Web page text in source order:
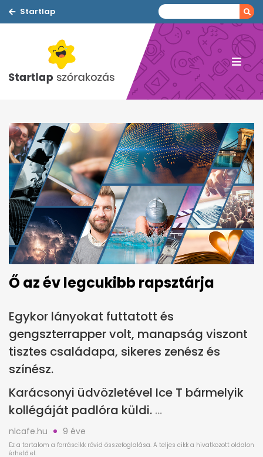
Startlap
Ő az év legcukibb rapsztárja
Egykor lányokat futtatott és
gengszterrapper volt, manapság viszont
tisztes családapa, sikeres zenész és
színész.
Karácsonyi üdvözletével Ice T bármelyik
kollégáját padlóra küldi.
nlcafe.hu 9 éve